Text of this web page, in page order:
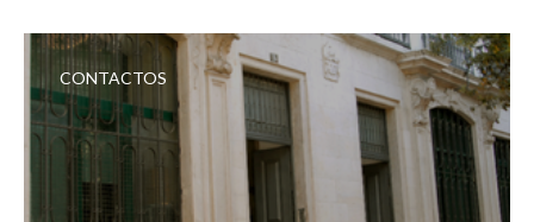
CONTACTOS